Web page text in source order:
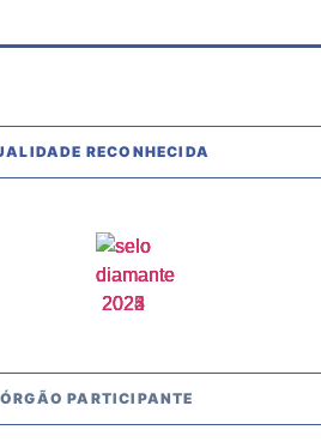
RECONHECIDA
PARTICIPANTE